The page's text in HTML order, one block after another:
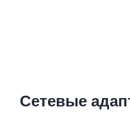
Сетевые